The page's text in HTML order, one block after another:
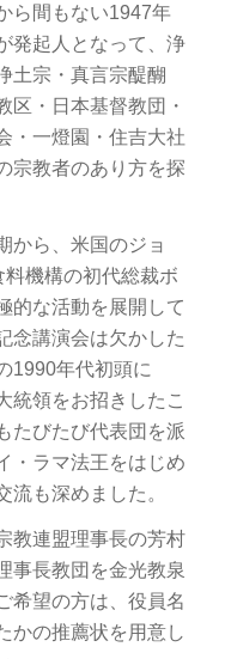
ら間もない1947年
発起人となって、浄
土宗・真言宗醍醐
区・日本基督教団・
・一燈園・住吉大社
宗教者のあり方を探
から、米国のジョ
機構の初代総裁ボ
的な活動を展開して
念講演会は欠かした
1990年代初頭に
統領をお招きしたこ
たびたび代表団を派
・ラマ法王をはじめ
流も深めました。
教連盟理事長の芳村
事長教団を金光教泉
希望の方は、役員名
かの推薦状を用意し